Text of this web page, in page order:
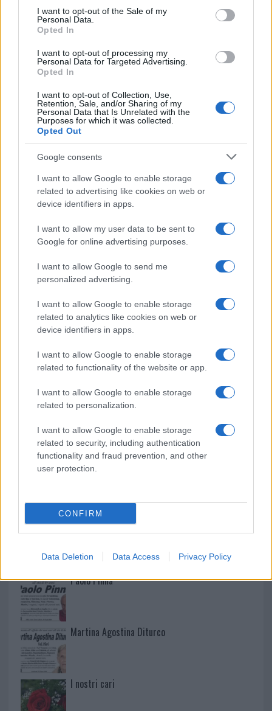
consent section.
I want to opt-out of the Sale of my
Personal Data.
Opted In
I want to opt-out of processing my
Personal Data for Targeted Advertising.
Opted In
I want to opt-out of Collection, Use,
Retention, Sale, and/or Sharing of my
Personal Data that Is Unrelated with the
Purposes for which it was collected.
Opted Out
Google consents
I want to allow Google to enable storage
related to advertising like cookies on web or
device identifiers in apps.
I want to allow my user data to be sent to
Google for online advertising purposes.
I want to allow Google to send me
personalized advertising.
I want to allow Google to enable storage
related to analytics like cookies on web or
device identifiers in apps.
I want to allow Google to enable storage
related to functionality of the website or app.
I want to allow Google to enable storage
related to personalization.
I want to allow Google to enable storage
related to security, including authentication
functionality and fraud prevention, and other
user protection.
CONFIRM
Data Deletion Data Access Privacy Policy
Tre milioni di euro dalla Provincia Gallura per
nuove aule nelle scuole di Olbia
Incidente sulla provinciale 125, paura tra Olbia e
Arzachena
Incidente sulla strada provinciale ad Arzachena,
un ferito
Delta Center
Salmo finisce in ospedale a Catania, ma il tour
va avanti: “Sicilia, ci sono”
Jovanotti, Gabry Ponte e Alfa: Olbia ombelico del
mondo per una notte
Mario Malu
Paolo Pinna
Martina Agostina Diturco
I nostri cari